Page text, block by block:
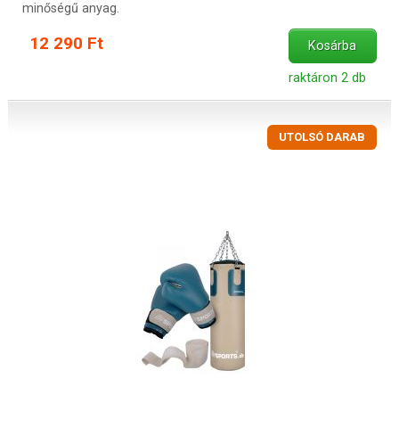
minőségű anyag.
12 290 Ft Kosárba
raktáron 2 db
UTOLSÓ DARAB